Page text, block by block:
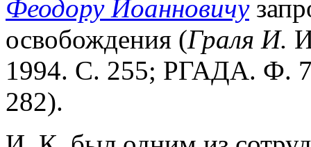
Феодору Иоанновичу
освобождения (Граля И.
1994. С. 255; РГАДА. Ф.
282).